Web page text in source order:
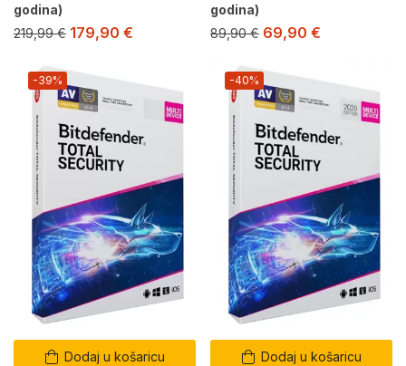
godina)
219,99€ 179,90 €
godina)
89,90€ 69,90 €
Dodaj u košaricu
-39%
Dodaj u košaricu
-40%